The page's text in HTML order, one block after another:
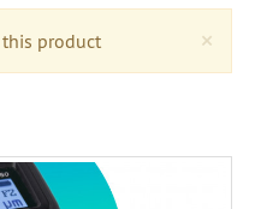
×
product